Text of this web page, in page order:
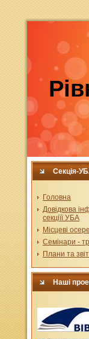
Секція-
Головна
Довідкова
секціїї УБА
Місцеві
Семінари -
Плани та
Наші